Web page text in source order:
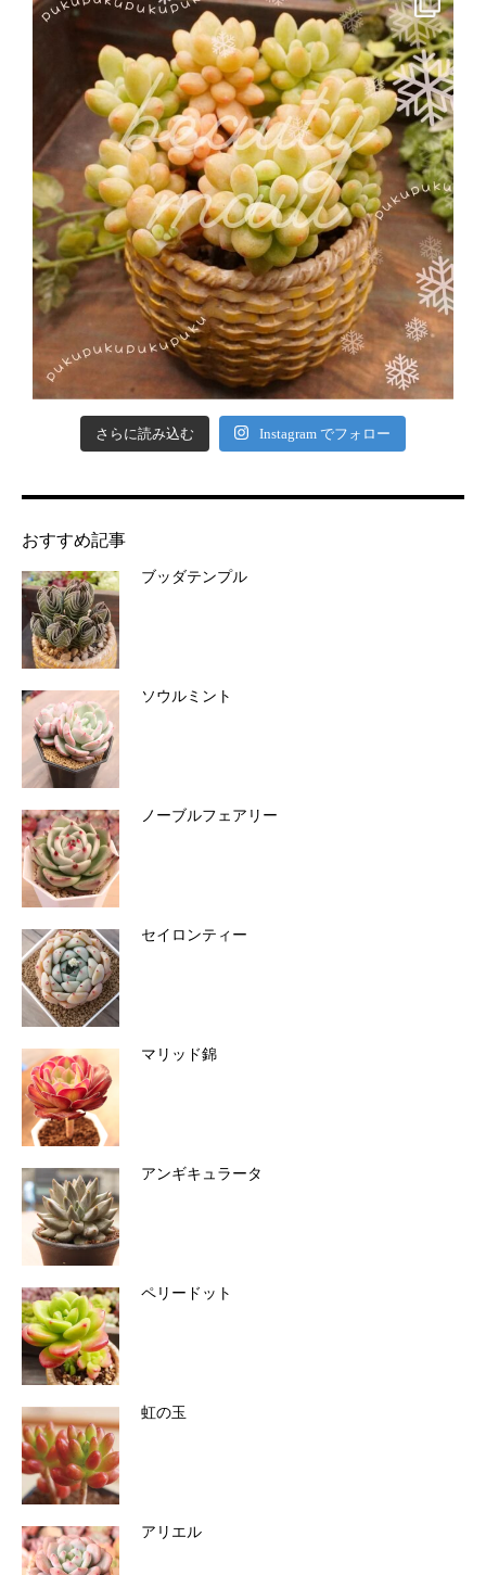
さらに読み込む Instagram でフォロー
おすすめ記事
ブッダテンプル
ソウルミント
ノーブルフェアリー
セイロンティー
マリッド錦
アンギキュラータ
ペリードット
虹の玉
アリエル